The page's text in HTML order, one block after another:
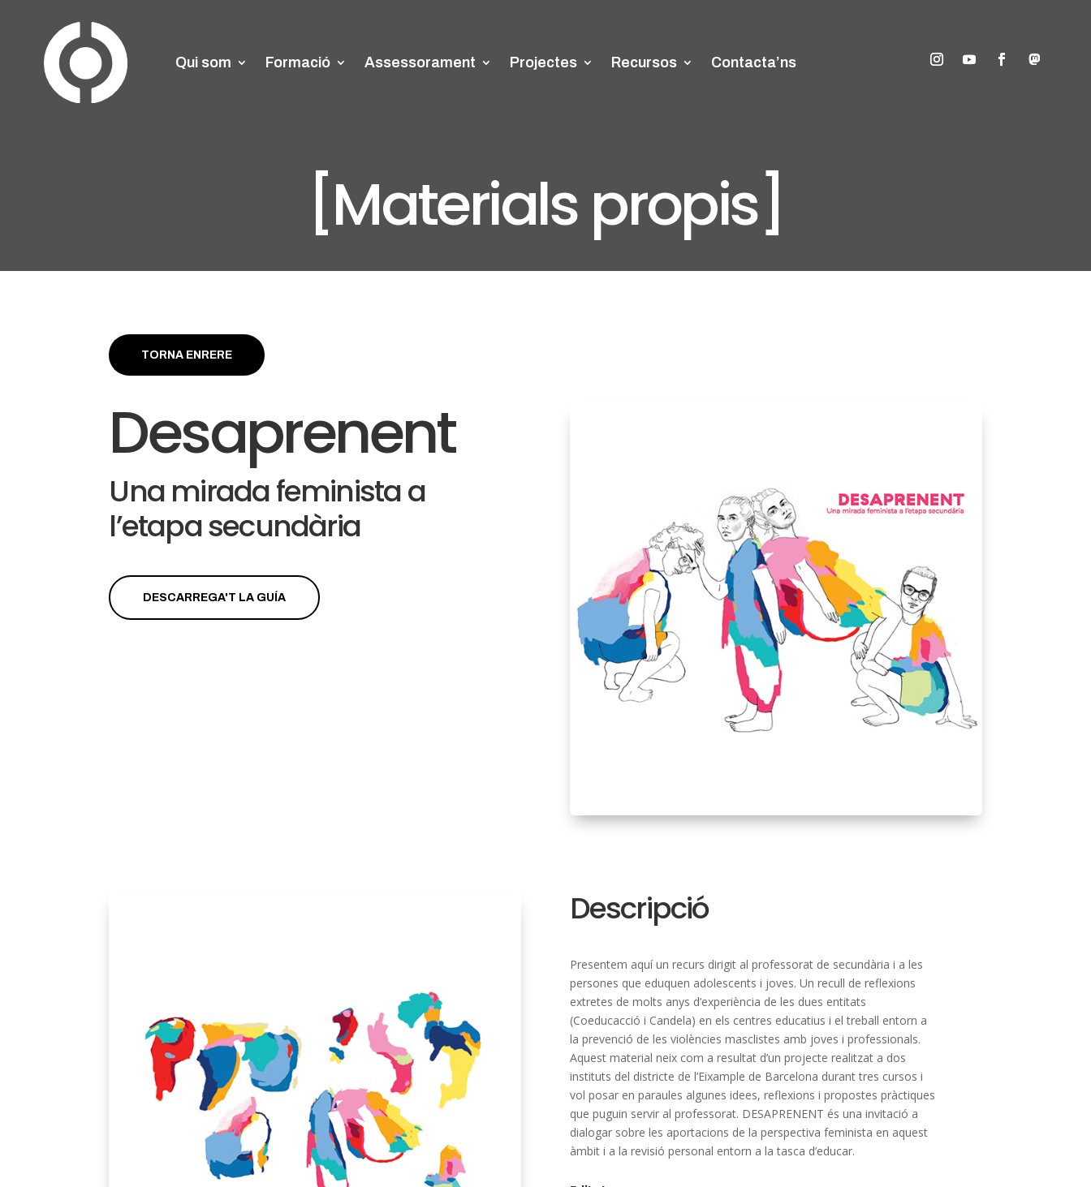
Qui som Formació Assessorament Projectes Recursos Contacta’ns
[Materials propis]
TORNA ENRERE
Desaprenent
Una mirada feminista a
l’etapa secundària
DESCARREGA'T LA GUÍA
Descripció
Presentem aquí un recurs dirigit al professorat de secundària i a les
persones que eduquen adolescents i joves. Un recull de reflexions
extretes de molts anys d’experiència de les dues entitats
(Coeducacció i Candela) en els centres educatius i el treball entorn a
la prevenció de les violències masclistes amb joves i professionals.
Aquest material neix com a resultat d’un projecte realitzat a dos
instituts del districte de l’Eixample de Barcelona durant tres cursos i
vol posar en paraules algunes idees, reflexions i propostes pràctiques
que puguin servir al professorat. DESAPRENENT és una invitació a
dialogar sobre les aportacions de la perspectiva feminista en aquest
àmbit i a la revisió personal entorn a la tasca d’educar.